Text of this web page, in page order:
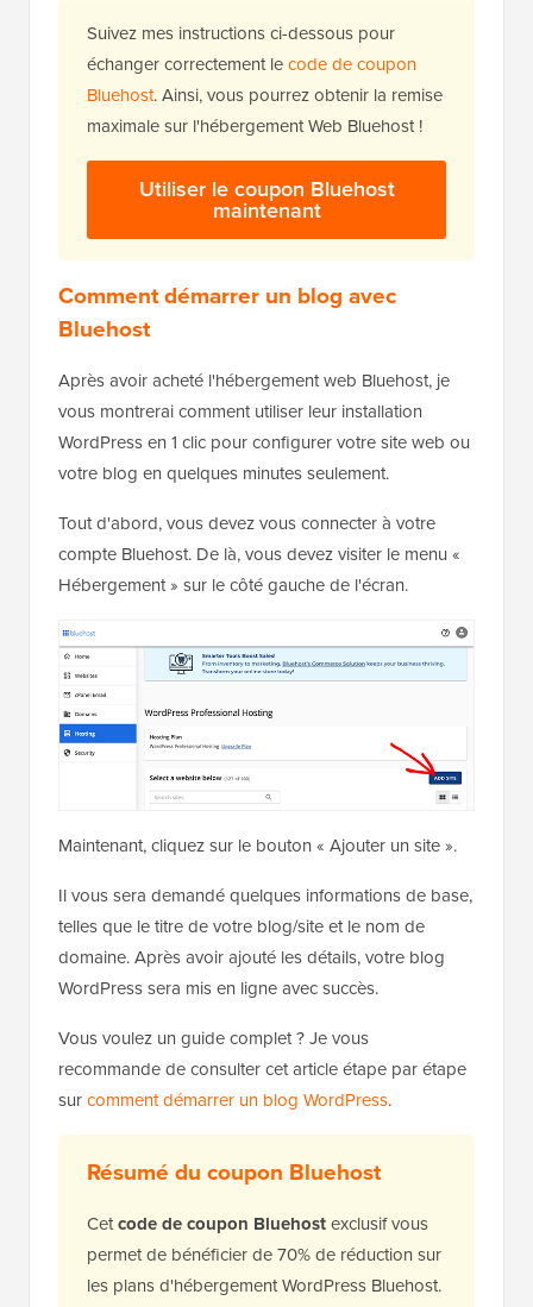
Suivez mes instructions ci-dessous pour
échanger correctement lecode de coupon
Bluehost. Ainsi, vous pourrez obtenir la remise
maximale sur l'hébergement Web Bluehost !
Utiliser le coupon Bluehost
maintenant
Comment démarrer un blog avec
Bluehost
Après avoir acheté l'hébergement web Bluehost, je
vous montrerai comment utiliser leur installation
WordPress en 1 clic pour configurer votre site web ou
votre blog en quelques minutes seulement.
Tout d'abord, vous devez vous connecter à votre
compte Bluehost. De là, vous devez visiter le menu «
Hébergement » sur le côté gauche de l'écran.
Maintenant, cliquez sur le bouton « Ajouter un site ».
Il vous sera demandé quelques informations de base,
telles que le titre de votre blog/site et le nom de
domaine. Après avoir ajouté les détails, votre blog
WordPress sera mis en ligne avec succès.
Vous voulez un guide complet ? Je vous
recommande de consulter cet article étape par étape
surcomment démarrer un blog WordPress.
Résumé du coupon Bluehost
Cetcode de coupon Bluehostexclusif vous
permet de bénéficier de 70% de réduction sur
les plans d'hébergement WordPress Bluehost.